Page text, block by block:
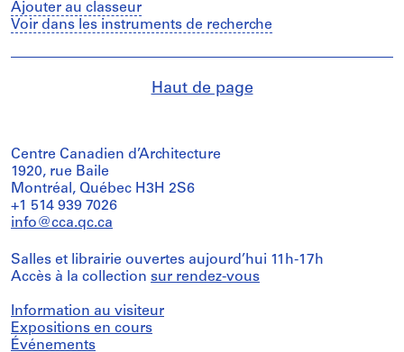
Ajouter au classeur
Voir dans les instruments de recherche
Haut de page
Centre Canadien d’Architecture
1920, rue Baile
Montréal, Québec H3H 2S6
+1 514 939 7026
info@cca.qc.ca
Salles et librairie ouvertes aujourd’hui 11h-17h
Accès à la collection sur rendez-vous
Information au visiteur
Expositions en cours
Événements